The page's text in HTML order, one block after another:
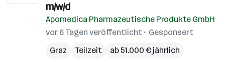
m/w/d
Apomedica Pharmazeutische Produkte GmbH
vor 6 Tagen veröffentlicht
Gesponsert
Graz
Teilzeit ab 51.000 € jährlich